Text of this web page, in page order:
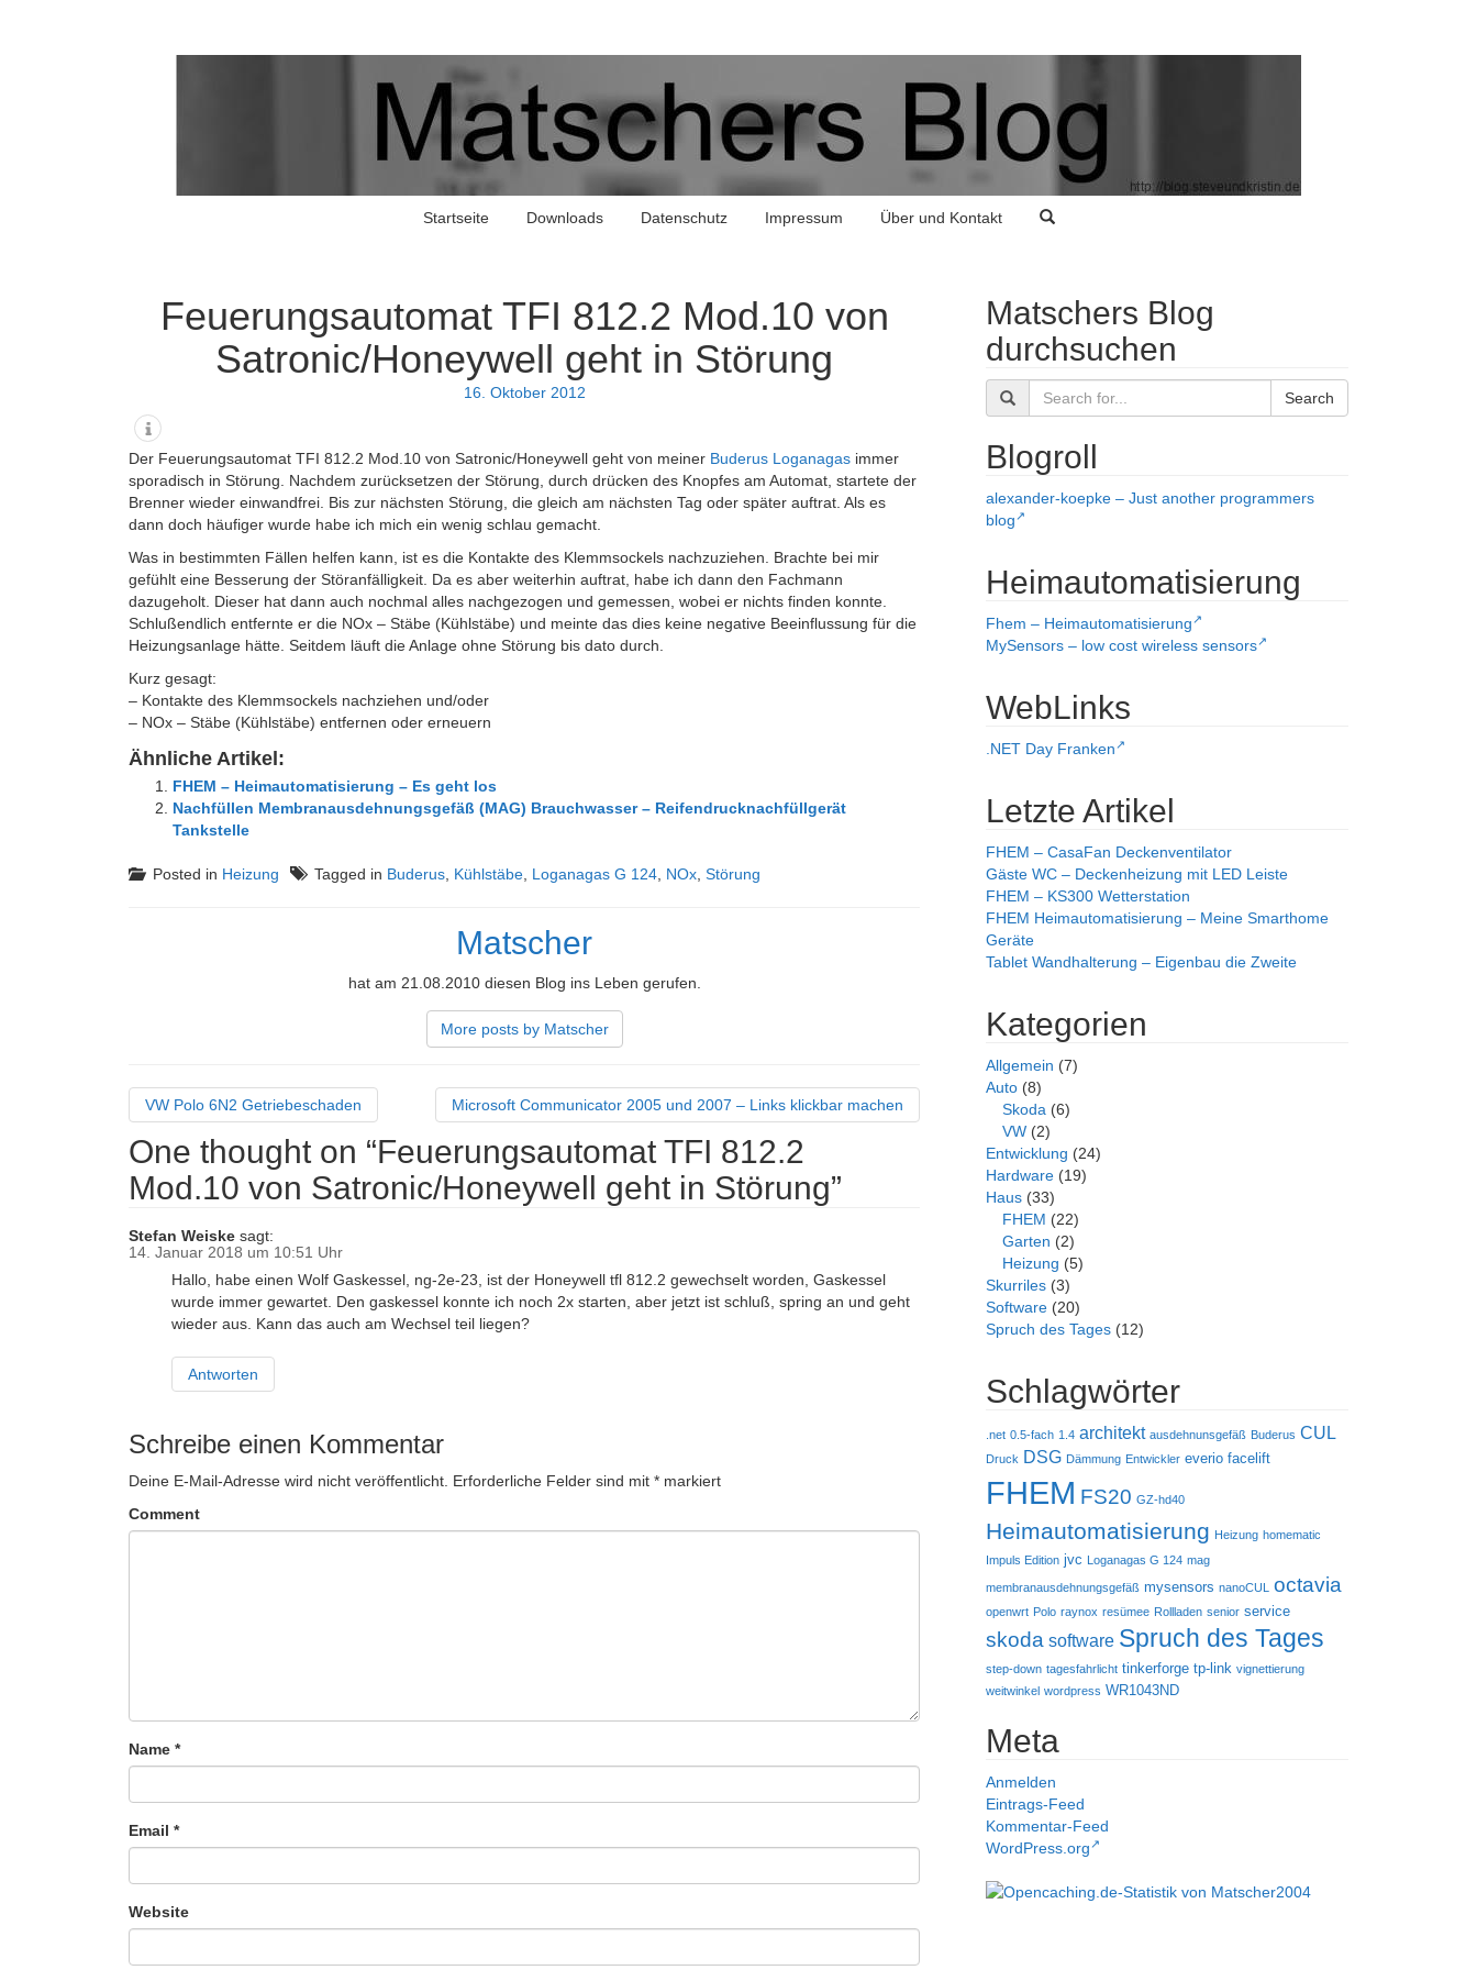
Matschers Blog
Startseite Downloads Datenschutz Impressum Über und Kontakt
Feuerungsautomat TFI 812.2 Mod.10 von
Satronic/Honeywell geht in Störung
16. Oktober 2012
Der Feuerungsautomat TFI 812.2 Mod.10 von Satronic/Honeywell geht von meiner Buderus Loganagas immer
sporadisch in Störung. Nachdem zurücksetzen der Störung, durch drücken des Knopfes am Automat, startete der
Brenner wieder einwandfrei. Bis zur nächsten Störung, die gleich am nächsten Tag oder später auftrat. Als es
dann doch häufiger wurde habe ich mich ein wenig schlau gemacht.
Was in bestimmten Fällen helfen kann, ist es die Kontakte des Klemmsockels nachzuziehen. Brachte bei mir
gefühlt eine Besserung der Störanfälligkeit. Da es aber weiterhin auftrat, habe ich dann den Fachmann
dazugeholt. Dieser hat dann auch nochmal alles nachgezogen und gemessen, wobei er nichts finden konnte.
Schlußendlich entfernte er die NOx – Stäbe (Kühlstäbe) und meinte das dies keine negative Beeinflussung für die
Heizungsanlage hätte. Seitdem läuft die Anlage ohne Störung bis dato durch.
Kurz gesagt:
– Kontakte des Klemmsockels nachziehen und/oder
– NOx – Stäbe (Kühlstäbe) entfernen oder erneuern
Ähnliche Artikel:
FHEM – Heimautomatisierung – Es geht los
Nachfüllen Membranausdehnungsgefäß (MAG) Brauchwasser – Reifendrucknachfüllgerät
Tankstelle
Posted in Heizung Tagged in Buderus Kühlstäbe Loganagas G 124 NOx Störung
Matscher
hat am 21.08.2010 diesen Blog ins Leben gerufen.
More posts by Matscher
VW Polo 6N2 Getriebeschaden Microsoft Communicator 2005 und 2007 – Links klickbar machen
One thought on “Feuerungsautomat TFI 812.2
Mod.10 von Satronic/Honeywell geht in Störung”
Stefan Weiske sagt:
14. Januar 2018 um 10:51 Uhr
Hallo, habe einen Wolf Gaskessel, ng-2e-23, ist der Honeywell tfl 812.2 gewechselt worden, Gaskessel
wurde immer gewartet. Den gaskessel konnte ich noch 2x starten, aber jetzt ist schluß, spring an und geht
wieder aus. Kann das auch am Wechsel teil liegen?
Antworten
Schreibe einen Kommentar
Deine E-Mail-Adresse wird nicht veröffentlicht. Erforderliche Felder sind mit * markiert
Comment
Name *
Email *
Website
Matschers Blog
durchsuchen
Search
Blogroll
alexander-koepke – Just another programmers
blog
Heimautomatisierung
Fhem – Heimautomatisierung
MySensors – low cost wireless sensors
WebLinks
.NET Day Franken
Letzte Artikel
FHEM – CasaFan Deckenventilator
Gäste WC – Deckenheizung mit LED Leiste
FHEM – KS300 Wetterstation
FHEM Heimautomatisierung – Meine Smarthome
Geräte
Tablet Wandhalterung – Eigenbau die Zweite
Kategorien
Allgemein (7)
Auto (8)
Skoda (6)
VW (2)
Entwicklung (24)
Hardware (19)
Haus (33)
FHEM (22)
Garten (2)
Heizung (5)
Skurriles (3)
Software (20)
Spruch des Tages (12)
Schlagwörter
.net 0.5-fach 1.4 architekt ausdehnunsgefäß Buderus CUL
Druck DSG Dämmung Entwickler everio facelift
FHEM FS20 GZ-hd40
Heimautomatisierung Heizung homematic
Impuls Edition jvc Loganagas G 124 mag
membranausdehnungsgefäß mysensors nanoCUL octavia
openwrt Polo raynox resümee Rollladen senior service
skoda software Spruch des Tages
step-down tagesfahrlicht tinkerforge tp-link vignettierung
weitwinkel wordpress WR1043ND
Meta
Anmelden
Eintrags-Feed
Kommentar-Feed
WordPress.org